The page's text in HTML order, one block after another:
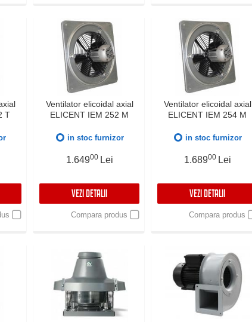
T
Ventilator elicoidal axial
ELICENT IEM 252 M
in stoc furnizor
1.64900 Lei
VEZI DETALII
Compara produs
Ventilator elicoidal axial
ELICENT IEM 254 M
in stoc furnizor
1.68900 Lei
VEZI DETALII
Compara produs